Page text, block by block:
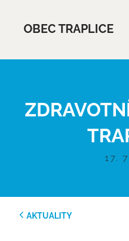
OBEC TRAPLICE
17.
AKTUALITY